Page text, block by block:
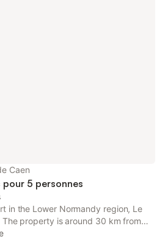
Caen
5 personnes
in the Lower Normandy region, Le
property is around 30 km from
Shopping Centre and
Stadium.